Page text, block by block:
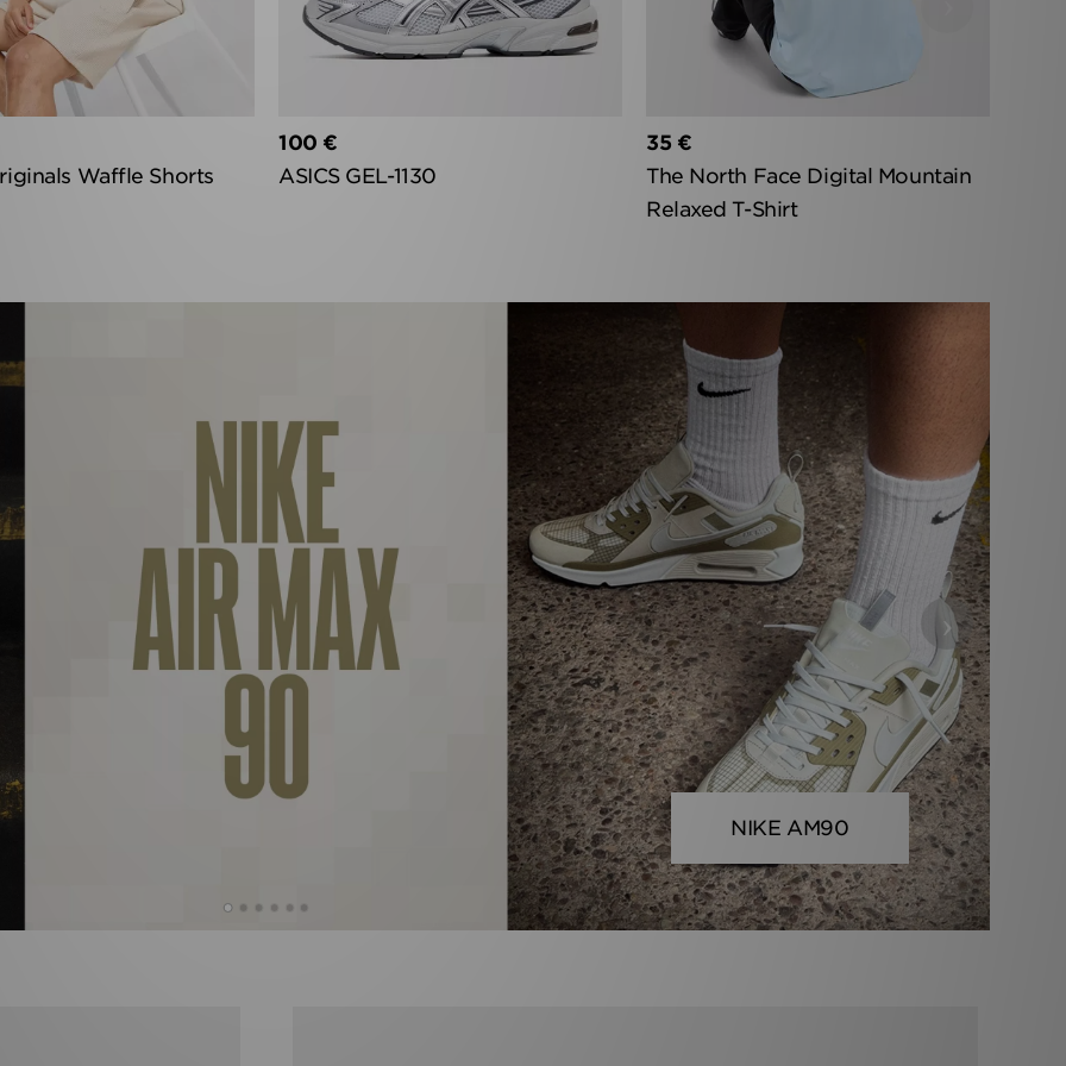
Waffle Shorts ASICS GEL-1130
100 €
The North Face Digital Mountain
Relaxed T-Shirt
35 €
NIKE AM90
›